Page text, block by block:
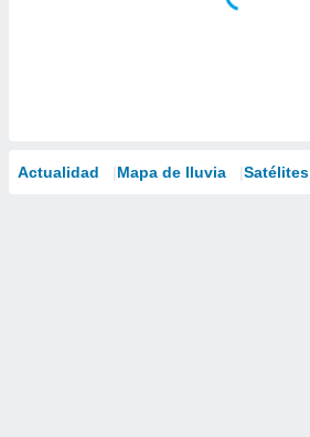
Actualidad Mapa de lluvia Satélites